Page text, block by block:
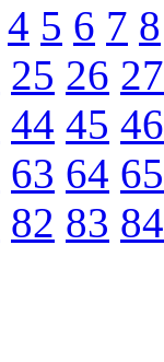
4 5 6 7 8
25 26 27
44 45 46
63 64 65
82 83 84